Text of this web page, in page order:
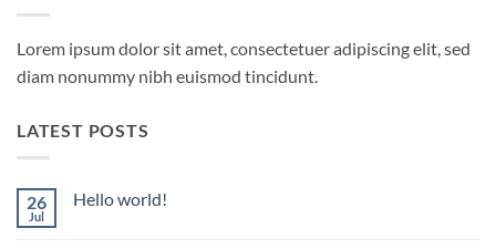
Lorem ipsum dolor sit amet, consectetuer adipiscing elit, sed
diam nonummy nibh euismod tincidunt.
LATEST POSTS
26
Jul
Hello world!